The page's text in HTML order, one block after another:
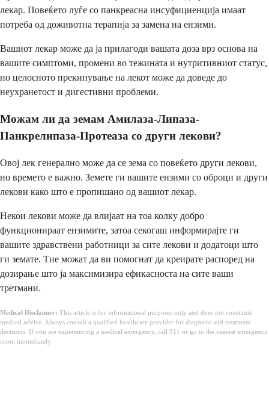
лекар. Повеќето луѓе со панкреасна инсуфициенција имаат
потреба од доживотна терапија за замена на ензими.
Вашиот лекар може да ја прилагоди вашата доза врз основа на
вашите симптоми, промени во тежината и нутритивниот статус,
но целосното прекинување на лекот може да доведе до
неухранетост и дигестивни проблеми.
Можам ли да земам Амилаза-Липаза-
Панкрелипаза-Протеаза со други лекови?
Овој лек генерално може да се зема со повеќето други лекови,
но времето е важно. Земете ги вашите ензими со оброци и други
лекови како што е пропишано од вашиот лекар.
Некои лекови може да влијаат на тоа колку добро
функционираат ензимите, затоа секогаш информирајте ги
вашите здравствени работници за сите лекови и додатоци што
ги земате. Тие можат да ви помогнат да креирате распоред на
дозирање што ја максимизира ефикасноста на сите ваши
третмани.
Medical Disclaimer: This article is for informational purposes only and does not constitute
medical advice. Always consult a qualified healthcare provider for diagnosis and treatment
decisions. If you are experiencing a medical emergency, call 911 or go to the nearest emergency
room immediately.